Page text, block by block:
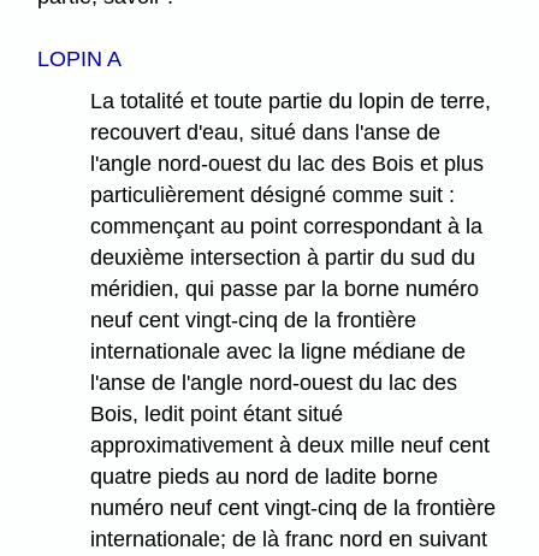
LOPIN A
La totalité et toute partie du lopin de terre,
recouvert d'eau, situé dans l'anse de
l'angle nord-ouest du lac des Bois et plus
particulièrement désigné comme suit :
commençant au point correspondant à la
deuxième intersection à partir du sud du
méridien, qui passe par la borne numéro
neuf cent vingt-cinq de la frontière
internationale avec la ligne médiane de
l'anse de l'angle nord-ouest du lac des
Bois, ledit point étant situé
approximativement à deux mille neuf cent
quatre pieds au nord de ladite borne
numéro neuf cent vingt-cinq de la frontière
internationale; de là franc nord en suivant